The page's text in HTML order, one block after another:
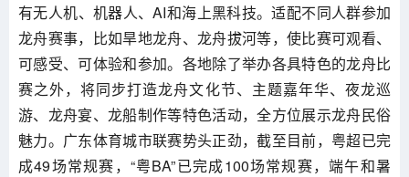
有无人机、机器人、AI和海上黑科技。适配不同人群参加
龙舟赛事，比如旱地龙舟、龙舟拔河等，使比赛可观看、
可感受、可体验和参加。各地除了举办各具特色的龙舟比
赛之外，将同步打造龙舟文化节、主题嘉年华、夜龙巡
游、龙舟宴、龙船制作等特色活动，全方位展示龙舟民俗
魅力。广东体育城市联赛势头正劲，截至目前，粤超已完
成49场常规赛，“粤BA”已完成100场常规赛，端午和暑